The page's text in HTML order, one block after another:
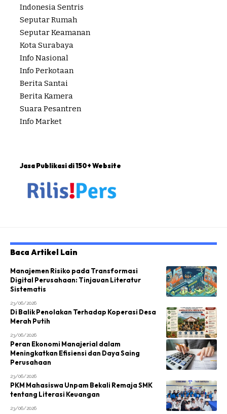
Indonesia Sentris
Seputar Rumah
Seputar Keamanan
Kota Surabaya
Info Nasional
Info Perkotaan
Berita Santai
Berita Kamera
Suara Pesantren
Info Market
Jasa Publikasi di 150+ Website
Baca Artikel Lain
Manajemen Risiko pada Transformasi
Digital Perusahaan: Tinjauan Literatur
Sistematis
23/06/2026
Di Balik Penolakan Terhadap Koperasi Desa
Merah Putih
23/06/2026
Peran Ekonomi Manajerial dalam
Meningkatkan Efisiensi dan Daya Saing
Perusahaan
23/06/2026
PKM Mahasiswa Unpam Bekali Remaja SMK
tentang Literasi Keuangan
23/06/2026